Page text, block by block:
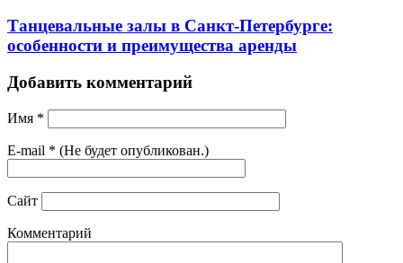
Танцевальные залы в Санкт-Петербурге:
особенности и преимущества аренды
Добавить комментарий
Имя *
E-mail * (Не будет опубликован.)
Сайт
Комментарий